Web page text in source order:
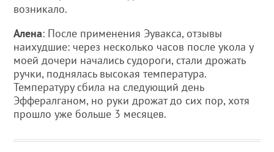
возникало.
Алена: После применения Эувакса, отзывы
наихудшие: через несколько часов после укола у
моей дочери начались судороги, стали дрожать
ручки, поднялась высокая температура.
Температуру сбила на следующий день
Эффералганом, но руки дрожат до сих пор, хотя
прошло уже больше 3 месяцев.